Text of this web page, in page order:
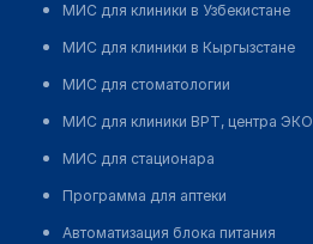
МИС для клиники в Узбекистане
МИС для клиники в Кыргызстане
МИС для стоматологии
МИС для клиники ВРТ, центра ЭКО
МИС для стационара
Программа для аптеки
Автоматизация блока питания